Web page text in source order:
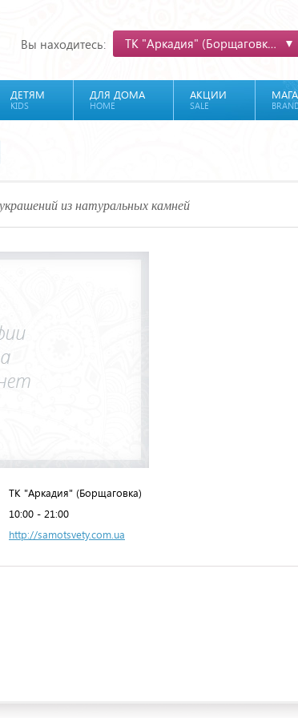
Вы находитесь: ТК "Аркадия" (Борщаговка)
ДЕТЯМ
KIDS
ДЛЯ ДОМА
HOME
АКЦИИ
SALE
из натуральных камней
ТК "Аркадия" (Борщаговка)
10:00 - 21:00
http://samotsvety.com.ua